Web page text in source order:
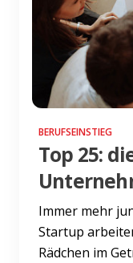
BERUFSEINSTIEG
Top 25:
Immer mehr
Startup
Rädchen im